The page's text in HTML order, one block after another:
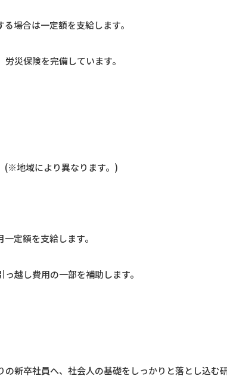
場合は一定額を支給します。
災保険を完備しています。
(※地域により異なります。)
定額を支給します。
越し費用の一部を補助します。
新卒社員へ、社会人の基礎をしっかりと落とし込む研